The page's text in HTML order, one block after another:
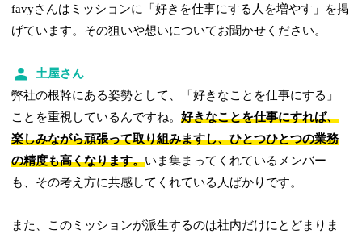
favyさんはミッションに「好きを仕事にする人を増やす」を掲
げています。その狙いや想いについてお聞かせください。
土屋さん
弊社の根幹にある姿勢として、「好きなことを仕事にする」
ことを重視しているんですね。好きなことを仕事にすれば、
楽しみながら頑張って取り組みますし、ひとつひとつの業務
の精度も高くなります。いま集まってくれているメンバー
も、その考え方に共感してくれている人ばかりです。
また、このミッションが派生するのは社内だけにとどまりま